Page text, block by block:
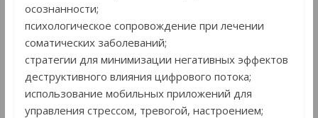
осознанности;
психологическое сопровождение при лечении
соматических заболеваний;
стратегии для минимизации негативных эффектов
деструктивного влияния цифрового потока;
использование мобильных приложений для
управления стрессом, тревогой, настроением;